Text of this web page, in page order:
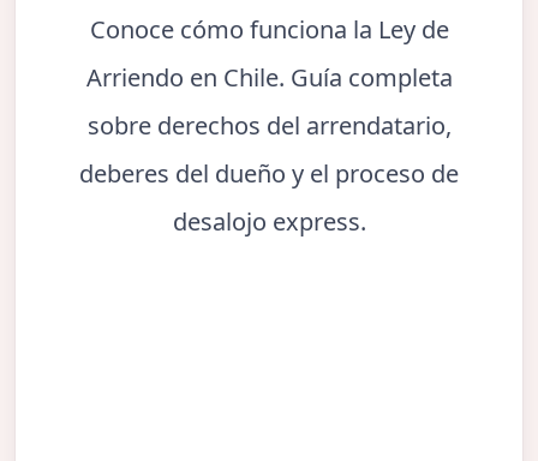
Conoce cómo funciona la Ley de
Arriendo en Chile. Guía completa
sobre derechos del arrendatario,
deberes del dueño y el proceso de
desalojo express.